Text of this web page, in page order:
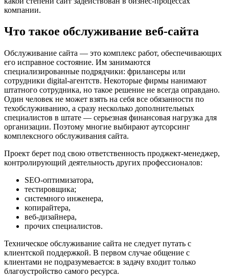
компании.
Что такое обслуживание веб-сайта
Обслуживание сайта — это комплекс работ, обеспечивающих
его исправное состояние. Им занимаются
специализированные подрядчики: фрилансеры или
сотрудники digital-агентств. Некоторые фирмы нанимают
штатного сотрудника, но такое решение не всегда оправдано.
Один человек не может взять на себя все обязанности по
техобслуживанию, а сразу несколько дополнительных
специалистов в штате — серьезная финансовая нагрузка для
организации. Поэтому многие выбирают аутсорсинг
комплексного обслуживания сайта.
Проект берет под свою ответственность проджект-менеджер,
контролирующий деятельность других профессионалов:
SEO-оптимизатора,
тестировщика;
системного инженера,
копирайтера,
веб-дизайнера,
прочих специалистов.
Техническое обслуживание сайта не следует путать с
клиентской поддержкой. В первом случае общение с
клиентами не подразумевается: в задачу входит только
благоустройство самого ресурса.